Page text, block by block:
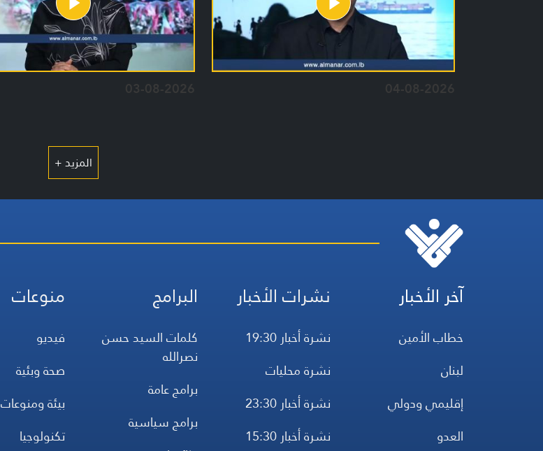
04-08-2026
03-08-2026
المزيد +
آخر الأخبار
خطاب الأمين
لبنان
إقليمي ودولي
العدو
نشرات الأخبار
نشرة أخبار 19:30
نشرة محليات
نشرة أخبار 23:30
نشرة أخبار 15:30
البرامج
كلمات السيد حسن
نصرالله
برامج عامة
برامج سياسية
منوعات
فيديو
صحة وبئية
بيئة ومنوعات
تكنولوجيا